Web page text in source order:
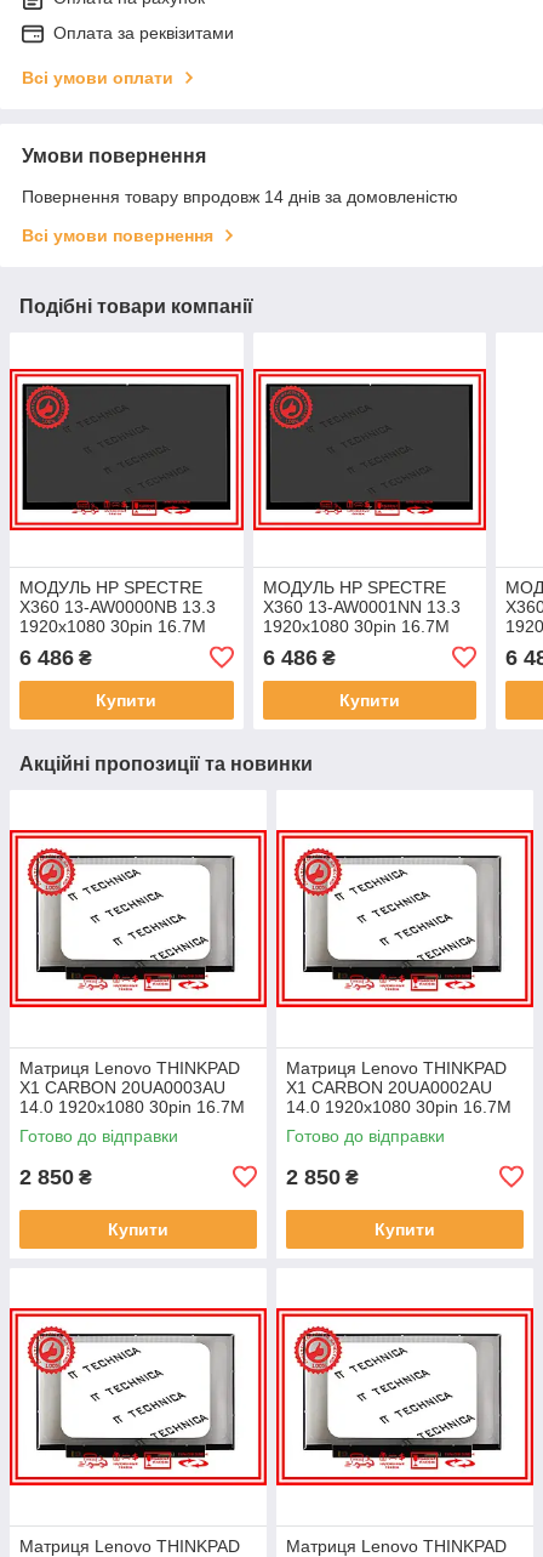
Оплата за реквізитами
Всі умови оплати
Умови повернення
Повернення товару впродовж 14 днів за домовленістю
Всі умови повернення
Подібні товари компанії
МОДУЛЬ HP SPECTRE
X360 13-AW0000NB 13.3
1920x1080 30pin 16.7M
100% sRGB 400 cd/m² для
ноутбука
6 486 ₴
Купити
МОДУЛЬ HP SPECTRE
X360 13-AW0001NN 13.3
1920x1080 30pin 16.7M
100% sRGB 400 cd/m² для
ноутбука
6 486₴
Купити
6
Акційні пропозиції та новинки
Матриця Lenovo THINKPAD
X1 CARBON 20UA0003AU
14.0 1920x1080 30pin 16.7M
45% NTSC 300 cd/m² для
ноутбука
Готово до відправки
2 850 ₴
Купити
Матриця Lenovo THINKPAD
X1 CARBON 20UA0002AU
14.0 1920x1080 30pin 16.7M
45% NTSC 300 cd/m² для
ноутбука
Готово до відправки
2 850 ₴
Купити
Матриця Lenovo THINKPAD
Матриця Lenovo THINKPAD